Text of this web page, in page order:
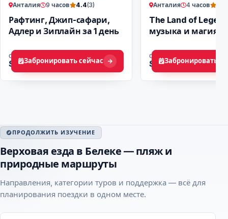
Анталия 9 часов 4.4(3)
Рафтинг, Джип-сафари,
Адлер и Зиплайн за 1 день
ОТ
$ 52Забронировать сейчас
Анталия 4 часов
The Land of
музыка и магия
ОТ
$ 20Забронировать
ПРОДОЛЖИТЬ ИЗУЧЕНИЕ
Верховая езда в Белеке — пляж и
природные маршруты
Направления, категории туров и поддержка — всё для
планирования поездки в одном месте.